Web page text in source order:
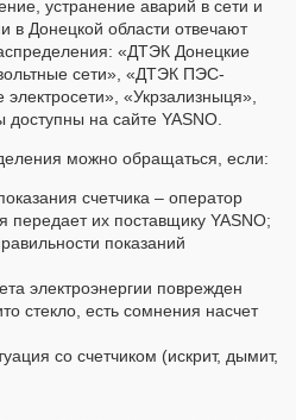
устранение аварий в сети и
в Донецкой области отвечают
«ДТЭК Донецкие
сети», «ДТЭК ПЭС-
«Укрзализныця»,
доступны на сайте YASNO.
можно обращаться, если:
счетчика – оператор
передает их поставщику YASNO;
показаний
электроэнергии поврежден
стекло, есть сомнения насчет
со счетчиком (искрит, дымит,